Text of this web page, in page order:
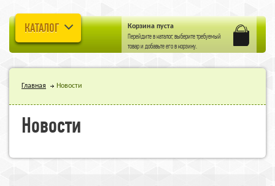
КАТАЛОГ Корзина пуста
Перейдите вкаталог, выберите требуемый
товар и добавьте его в корзину.
Главная Новости
Новости